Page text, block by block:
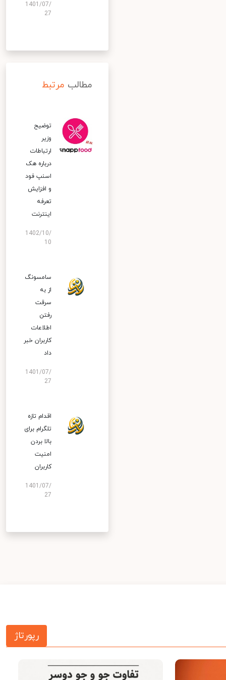
1401/07/
27
مطالب مرتبط
توضیح
وزیر
ارتباطات
درباره هک
اسنپ‌ فود
و افزایش
تعرفه
اینترنت
1402/10/
10
سامسونگ
از به
سرقت
رفتن
اطلاعات
کاربران خبر
داد
1401/07/
27
اقدام تازه
تلگرام برای
بالا بردن
امنیت
کاربران
1401/07/
27
رپورتاژ